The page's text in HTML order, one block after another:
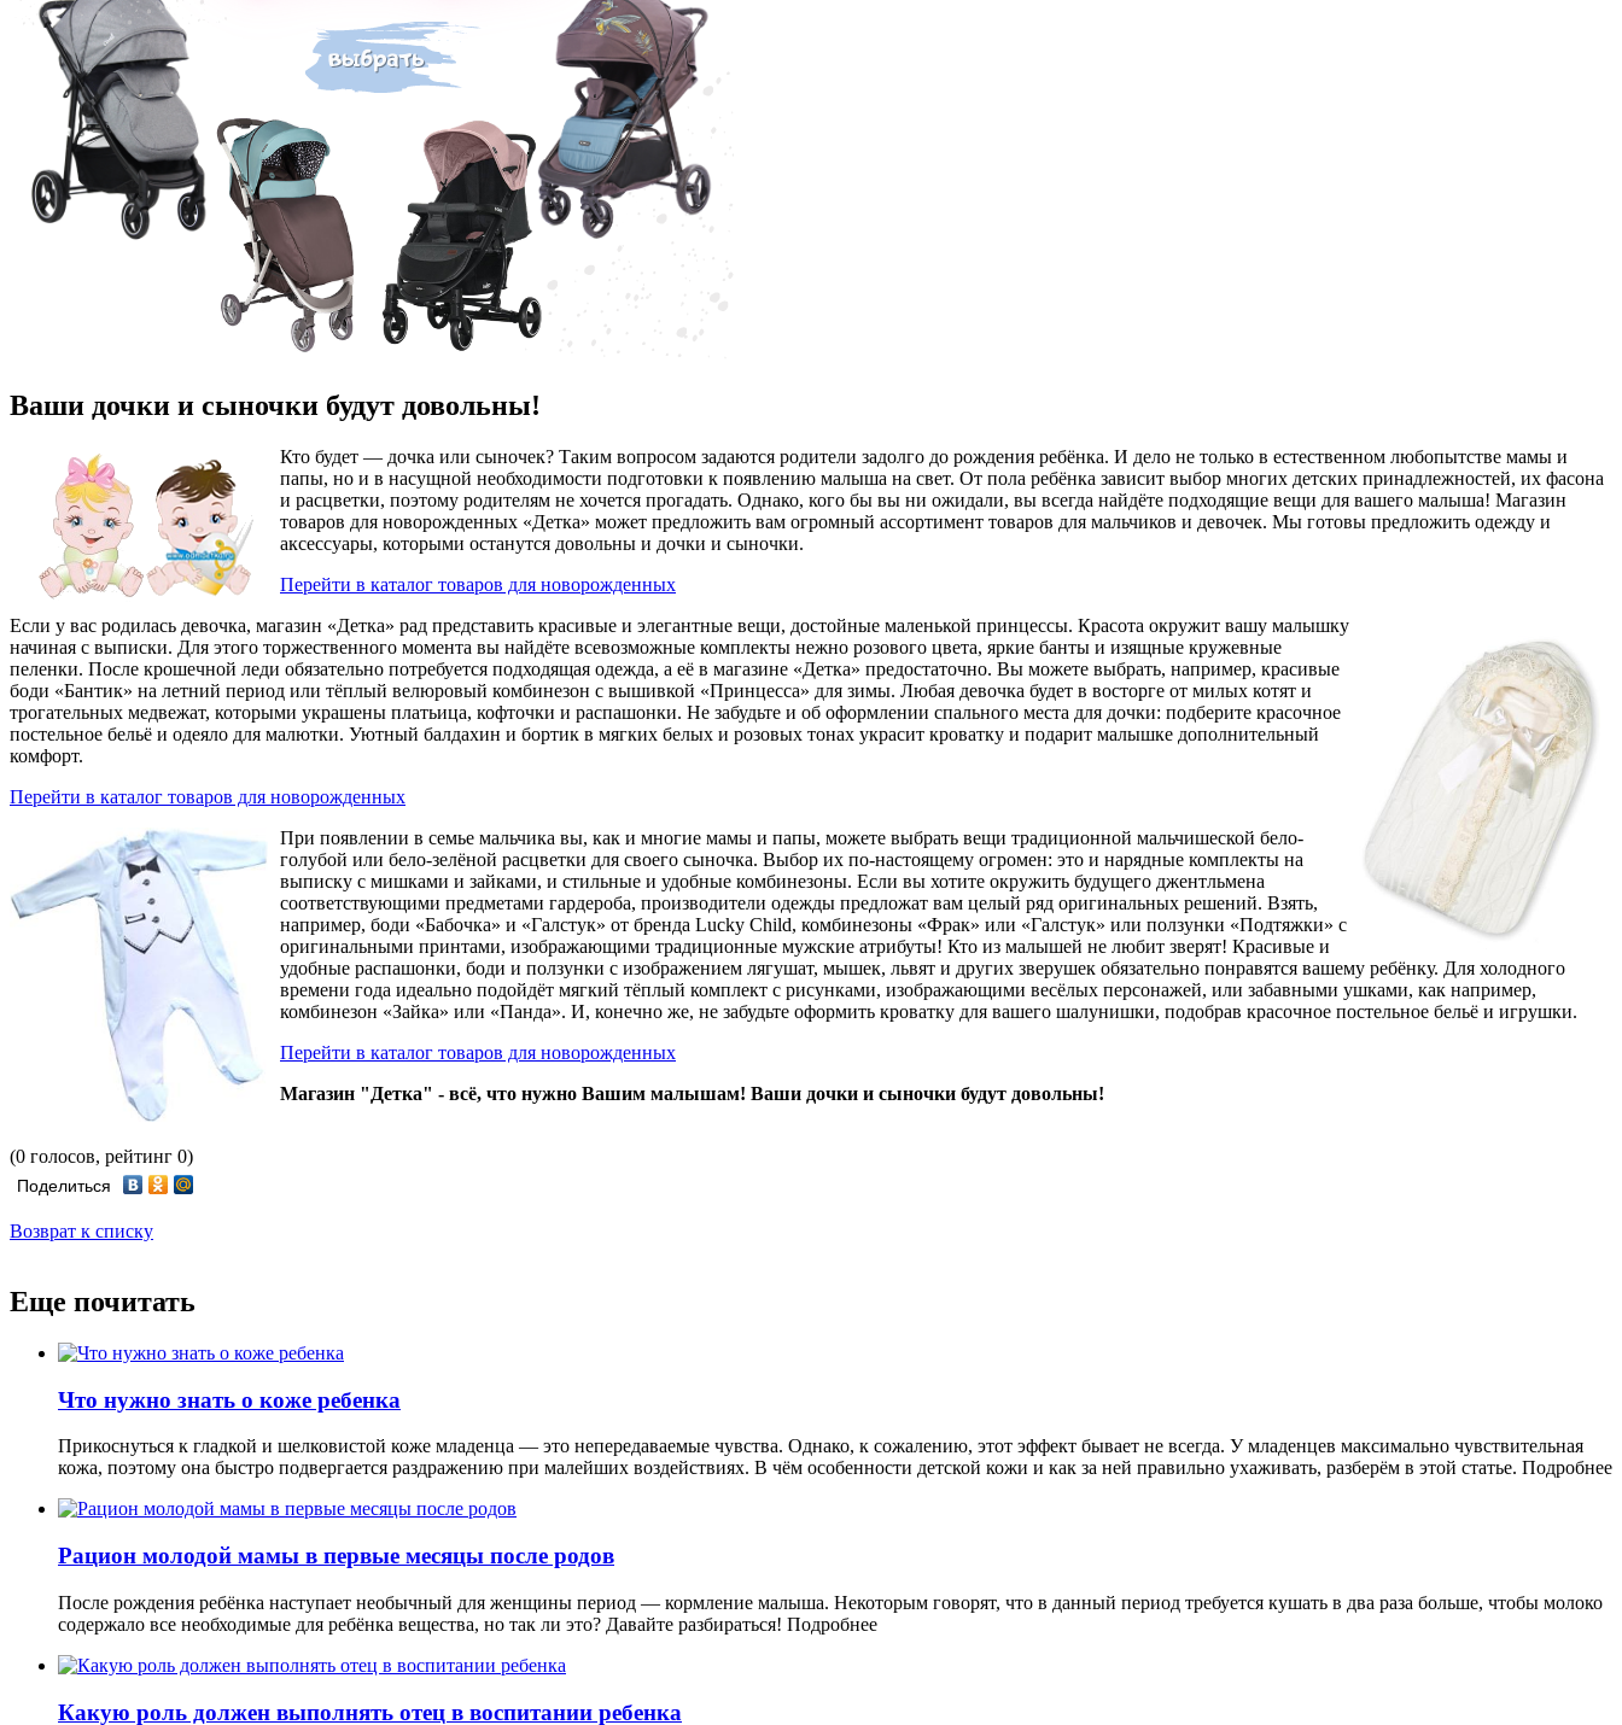
Ваши дочки и сыночки будут довольны!
Кто будет — дочка или сыночек? Таким вопросом задаются родители задолго до рождения ребёнка. И дело не только в естественном любопытстве мамы и
папы, но и в насущной необходимости подготовки к появлению малыша на свет. От пола ребёнка зависит выбор многих детских принадлежностей, их фасона
и расцветки, поэтому родителям не хочется прогадать. Однако, кого бы вы ни ожидали, вы всегда найдёте подходящие вещи для вашего малыша! Магазин
товаров для новорожденных «Детка» может предложить вам огромный ассортимент товаров для мальчиков и девочек. Мы готовы предложить одежду и
аксессуары, которыми останутся довольны и дочки и сыночки.
Перейти в каталог товаров для новорожденных
Если у вас родилась девочка, магазин «Детка» рад представить красивые и элегантные вещи, достойные маленькой принцессы. Красота окружит вашу малышку
начиная с выписки. Для этого торжественного момента вы найдёте всевозможные комплекты нежно розового цвета, яркие банты и изящные кружевные
пеленки. После крошечной леди обязательно потребуется подходящая одежда, а её в магазине «Детка» предостаточно. Вы можете выбрать, например, красивые
боди «Бантик» на летний период или тёплый велюровый комбинезон с вышивкой «Принцесса» для зимы. Любая девочка будет в восторге от милых котят и
трогательных медвежат, которыми украшены платьица, кофточки и распашонки. Не забудьте и об оформлении спального места для дочки: подберите красочное
постельное бельё и одеяло для малютки. Уютный балдахин и бортик в мягких белых и розовых тонах украсит кроватку и подарит малышке дополнительный
комфорт.
Перейти в каталог товаров для новорожденных
При появлении в семье мальчика вы, как и многие мамы и папы, можете выбрать вещи традиционной мальчишеской бело-
голубой или бело-зелёной расцветки для своего сыночка. Выбор их по-настоящему огромен: это и нарядные комплекты на
выписку с мишками и зайками, и стильные и удобные комбинезоны. Если вы хотите окружить будущего джентльмена
соответствующими предметами гардероба, производители одежды предложат вам целый ряд оригинальных решений. Взять,
например, боди «Бабочка» и «Галстук» от бренда Lucky Child, комбинезоны «Фрак» или «Галстук» или ползунки «Подтяжки» с
оригинальными принтами, изображающими традиционные мужские атрибуты! Кто из малышей не любит зверят! Красивые и
удобные распашонки, боди и ползунки с изображением лягушат, мышек, львят и других зверушек обязательно понравятся вашему ребёнку. Для холодного
времени года идеально подойдёт мягкий тёплый комплект с рисунками, изображающими весёлых персонажей, или забавными ушками, как например,
комбинезон «Зайка» или «Панда». И, конечно же, не забудьте оформить кроватку для вашего шалунишки, подобрав красочное постельное бельё и игрушки.
Перейти в каталог товаров для новорожденных
Магазин "Детка" - всё, что нужно Вашим малышам! Ваши дочки и сыночки будут довольны!
(0 голосов, рейтинг 0)
Поделиться
Возврат к списку
Еще почитать
Что нужно знать о коже ребенка
Прикоснуться к гладкой и шелковистой коже младенца — это непередаваемые чувства. Однако, к сожалению, этот эффект бывает не всегда. У младенцев максимально чувствительная
кожа, поэтому она быстро подвергается раздражению при малейших воздействиях. В чём особенности детской кожи и как за ней правильно ухаживать, разберём в этой статье. Подробнее
Рацион молодой мамы в первые месяцы после родов
После рождения ребёнка наступает необычный для женщины период — кормление малыша. Некоторым говорят, что в данный период требуется кушать в два раза больше, чтобы молоко
содержало все необходимые для ребёнка вещества, но так ли это? Давайте разбираться! Подробнее
Какую роль должен выполнять отец в воспитании ребенка